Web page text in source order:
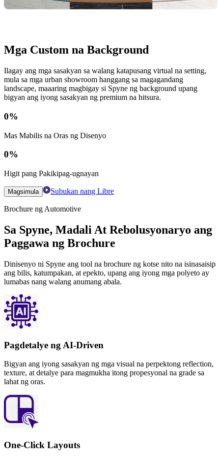
Mga Custom na Background
Ilagay ang mga sasakyan sa walang katapusang virtual na setting,
mula sa mga urban showroom hanggang sa magagandang
landscape, maaaring magbigay si Spyne ng background upang
bigyan ang iyong sasakyan ng premium na hitsura.
0%
Mas Mabilis na Oras ng Disenyo
0%
Higit pang Pakikipag-ugnayan
Magsimula Subukan nang Libre
Brochure ng Automotive
Sa Spyne, Madali At Rebolusyonaryo ang
Paggawa ng Brochure
Dinisenyo ni Spyne ang tool na brochure ng kotse nito na isinasaisip
ang bilis, katumpakan, at epekto, upang ang iyong mga polyeto ay
lumabas nang walang anumang abala.
Pagdetalye ng AI-Driven
Bigyan ang iyong sasakyan ng mga visual na perpektong reflection,
texture, at detalye para magmukha itong propesyonal na grade sa
lahat ng oras.
One-Click Layouts